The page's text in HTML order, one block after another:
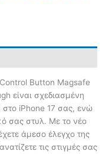
Button Magsafe
είναι σχεδιασμένη
στο iPhone 17 σας, ενώ
σας στυλ. Με το νέο
άμεσο έλεγχο της
τις στιγμές σας